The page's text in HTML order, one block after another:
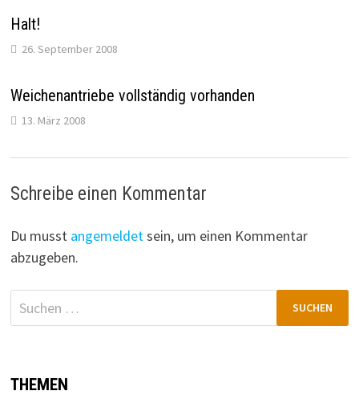
Halt!
26. September 2008
Weichenantriebe vollständig vorhanden
13. März 2008
Schreibe einen Kommentar
Du musst angemeldetsein, um einen Kommentar
abzugeben.
Suchen
nach:
THEMEN